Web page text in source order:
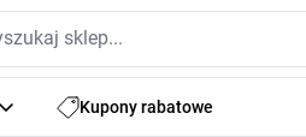
Kupony rabatowe